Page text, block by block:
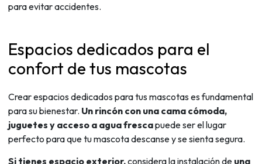
para evitar accidentes.
Espacios dedicados para el
confort de tus mascotas
Crear espacios dedicados para tus mascotas es fundamental
para su bienestar. Un rincón con una cama cómoda,
juguetes y acceso a agua frescapuede ser el lugar
perfecto para que tu mascota descanse y se sienta segura.
Si tienes espacio exterior,considera la instalación de una